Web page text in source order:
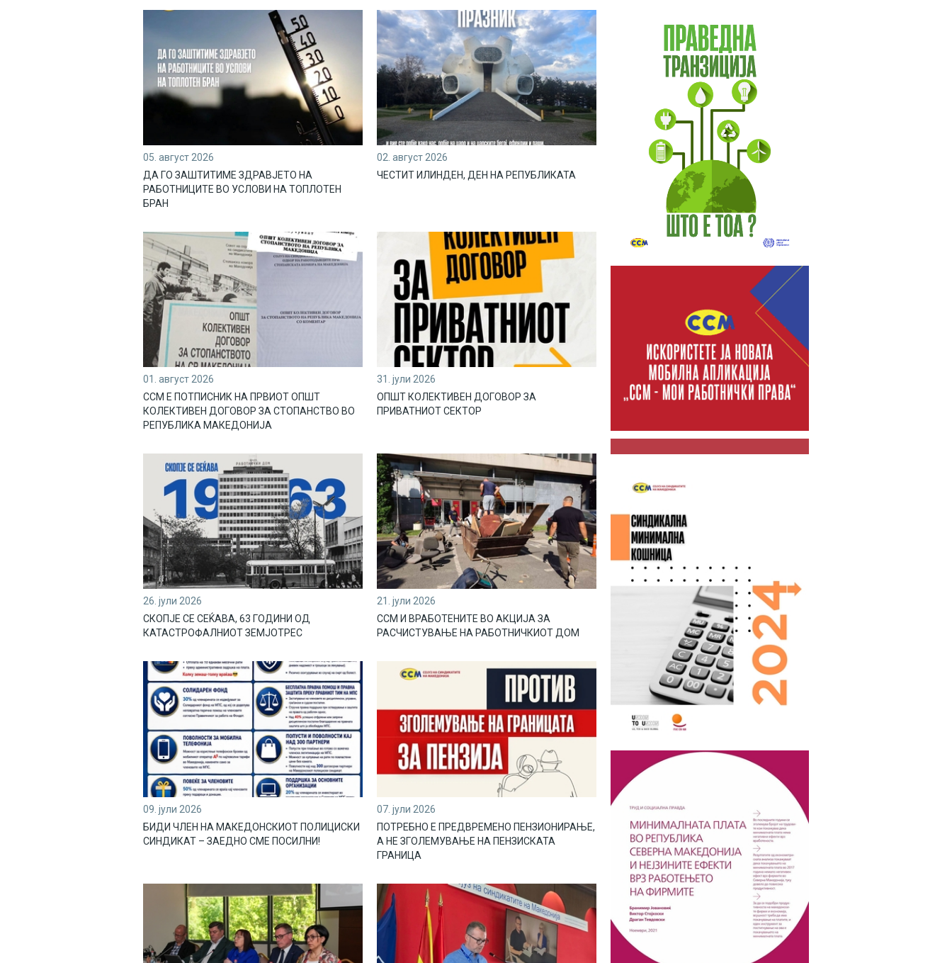
05. август 2026
ДА ГО ЗАШТИТИМЕ ЗДРАВЈЕТО НА
РАБОТНИЦИТЕ ВО УСЛОВИ НА ТОПЛОТЕН
БРАН
02. август 2026
ЧЕСТИТ ИЛИНДЕН, ДЕН НА РЕПУБЛИКАТА
01. август 2026
ССМ Е ПОТПИСНИК НА ПРВИОТ ОПШТ
КОЛЕКТИВЕН ДОГОВОР ЗА СТОПАНСТВО ВО
РЕПУБЛИКА МАКЕДОНИЈА
31. јули 2026
ОПШТ КОЛЕКТИВЕН ДОГОВОР ЗА
ПРИВАТНИОТ СЕКТОР
26. јули 2026
СКОПЈЕ СЕ СЕЌАВА, 63 ГОДИНИ ОД
КАТАСТРОФАЛНИОТ ЗЕМЈОТРЕС
21. јули 2026
ССМ И ВРАБОТЕНИТЕ ВО АКЦИЈА ЗА
РАСЧИСТУВАЊЕ НА РАБОТНИЧКИОТ ДОМ
09. јули 2026
БИДИ ЧЛЕН НА МАКЕДОНСКИОТ ПОЛИЦИСКИ
СИНДИКАТ – ЗАЕДНО СМЕ ПОСИЛНИ!
07. јули 2026
ПОТРЕБНО Е ПРЕДВРЕМЕНО ПЕНЗИОНИРАЊЕ,
А НЕ ЗГОЛЕМУВАЊЕ НА ПЕНЗИСКАТА
ГРАНИЦА